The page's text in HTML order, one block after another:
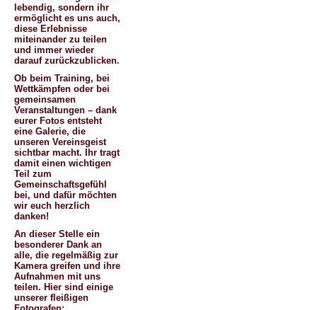
lebendig, sondern ihr
ermöglicht es uns auch,
diese Erlebnisse
miteinander zu teilen
und immer wieder
darauf zurückzublicken.
Ob beim Training, bei
Wettkämpfen oder bei
gemeinsamen
Veranstaltungen – dank
eurer Fotos entsteht
eine Galerie, die
unseren Vereinsgeist
sichtbar macht. Ihr tragt
damit einen wichtigen
Teil zum
Gemeinschaftsgefühl
bei, und dafür möchten
wir euch herzlich
danken!
An dieser Stelle ein
besonderer Dank an
alle, die regelmäßig zur
Kamera greifen und ihre
Aufnahmen mit uns
teilen. Hier sind einige
unserer fleißigen